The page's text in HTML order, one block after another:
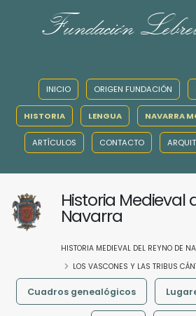
Fundación
INICIO ORIGEN FUNDACIÓN
HISTORIA LENGUA NAVARRA
ARTÍCULOS CONTACTO
Historia Medieval
Navarra
HISTORIA MEDIEVAL DEL REYNO DE
LOS VASCONES Y LAS TRIBUS
Cuadros genealógicos